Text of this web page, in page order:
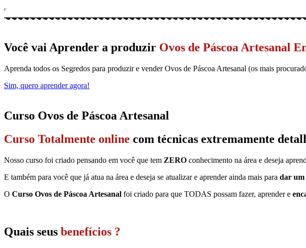
Você vai Aprender a produzir Ovos de Páscoa Artesanal
Aprenda todos os Segredos para produzir e vender Ovos de Páscoa Artesanal (os mais
Sim, quero aprender agora!
Curso Ovos de Páscoa Artesanal
Curso Totalmente online com técnicas extremamente
Nosso curso foi criado pensando em você que tem ZERO conhecimento na área e deseja
E também para você que já atua na área e deseja se atualizar e aprender ainda mais para dar um
O Curso Ovos de Páscoa Artesanal foi criado para que TODAS possam fazer, aprender e
Quais seus benefícios ?